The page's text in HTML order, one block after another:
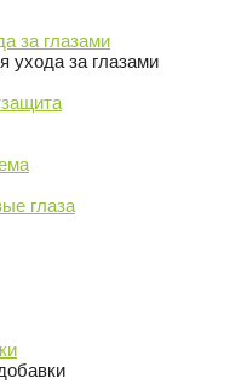
за глазами
ухода за глазами
глаза